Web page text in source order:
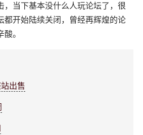
，当下基本没什么人玩论坛了，很
都开始陆续关闭，曾经再辉煌的论
。
出售